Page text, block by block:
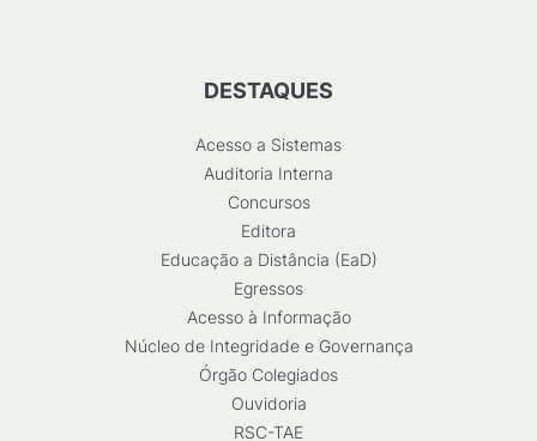
DESTAQUES
Acesso a Sistemas
Auditoria Interna
Concursos
Editora
Educação a Distância (EaD)
Egressos
Acesso à Informação
Núcleo de Integridade e Governança
Órgão Colegiados
Ouvidoria
RSC-TAE